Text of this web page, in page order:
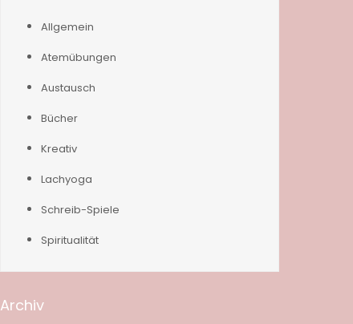
Allgemein
Atemübungen
Austausch
Bücher
Kreativ
Lachyoga
Schreib-Spiele
Spiritualität
Archiv